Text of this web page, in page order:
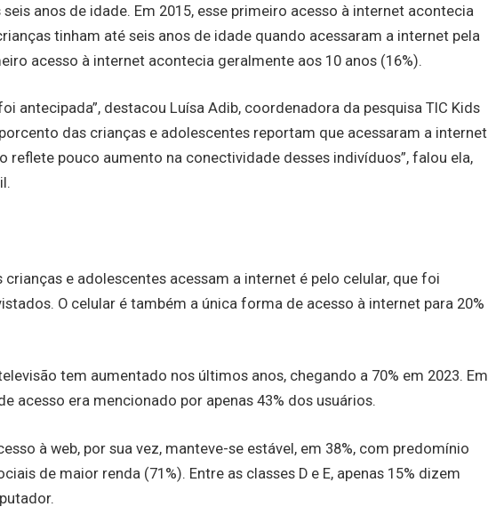
anos de idade. Em 2015, esse primeiro acesso à internet acontecia
tinham até seis anos de idade quando acessaram a internet pela
acesso à internet acontecia geralmente aos 10 anos (16%).
antecipada”, destacou Luísa Adib, coordenadora da pesquisa TIC Kids
das crianças e adolescentes reportam que acessaram a internet
reflete pouco aumento na conectividade desses indivíduos”, falou ela,
e adolescentes acessam a internet é pelo celular, que foi
O celular é também a única forma de acesso à internet para 20%
tem aumentado nos últimos anos, chegando a 70% em 2023. Em
acesso era mencionado por apenas 43% dos usuários.
à web, por sua vez, manteve-se estável, em 38%, com predomínio
de maior renda (71%). Entre as classes D e E, apenas 15% dizem